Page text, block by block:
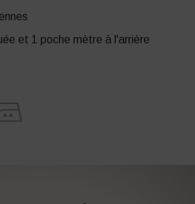
et 1 poche mètre à l'arrière